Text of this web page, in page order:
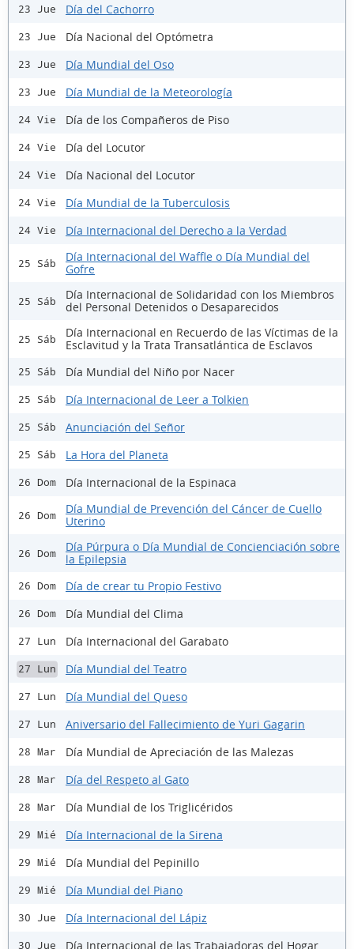
23 Jue Día del Cachorro
23 Jue Día Nacional del Optómetra
23 Jue Día Mundial del Oso
23 Jue Día Mundial de la Meteorología
24 Vie Día de los Compañeros de Piso
24 Vie Día del Locutor
24 Vie Día Nacional del Locutor
24 Vie Día Mundial de la Tuberculosis
24 Vie Día Internacional del Derecho a la Verdad
25 Sáb
Día Internacional del Waffle o Día Mundial del
Gofre
25 Sáb
Día Internacional de Solidaridad con los Miembros
del Personal Detenidos o Desaparecidos
25 Sáb
Día Internacional en Recuerdo de las Víctimas de la
Esclavitud y la Trata Transatlántica de Esclavos
25 Sáb Día Mundial del Niño por Nacer
25 Sáb Día Internacional de Leer a Tolkien
25 Sáb Anunciación del Señor
25 Sáb La Hora del Planeta
26 Dom Día Internacional de la Espinaca
26 Dom
Día Mundial de Prevención del Cáncer de Cuello
Uterino
26 Dom
Día Púrpura o Día Mundial de Concienciación sobre
la Epilepsia
26 Dom Día de crear tu Propio Festivo
26 Dom Día Mundial del Clima
27 Lun Día Internacional del Garabato
27 Lun Día Mundial del Teatro
27 Lun Día Mundial del Queso
27 Lun Aniversario del Fallecimiento de Yuri Gagarin
28 Mar Día Mundial de Apreciación de las Malezas
28 Mar Día del Respeto al Gato
28 Mar Día Mundial de los Triglicéridos
29 Mié Día Internacional de la Sirena
29 Mié Día Mundial del Pepinillo
29 Mié Día Mundial del Piano
30 Jue Día Internacional del Lápiz
30 Jue Día Internacional de las Trabajadoras del Hogar